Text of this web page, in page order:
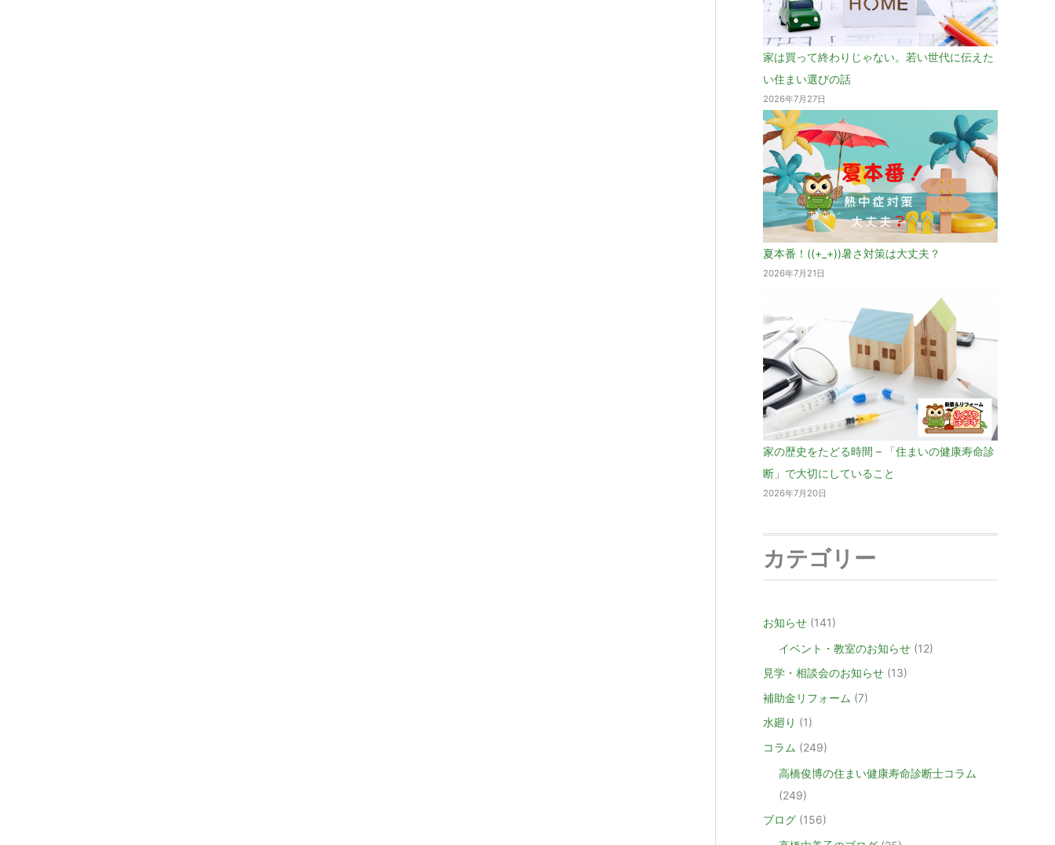
家は買って終わりじゃない。若い世代に伝えた
い住まい選びの話
2026年7月27日
夏本番！((+_+))暑さ対策は大丈夫？
2026年7月21日
家の歴史をたどる時間 – 「住まいの健康寿命診
断」で大切にしていること
2026年7月20日
カテゴリー
お知らせ (141)
イベント・教室のお知らせ (12)
見学・相談会のお知らせ (13)
補助金リフォーム (7)
水廻り (1)
コラム (249)
高橋俊博の住まい健康寿命診断士コラム
(249)
ブログ (156)